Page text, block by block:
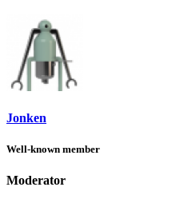
Jonken
Well-known member
Moderator